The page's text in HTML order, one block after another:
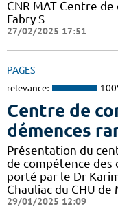
CNR MAT Centre
Fabry S
27/02/2025 17:51
PAGES
relevance:
Centre de
démences
Présentation du
de compétence des
porté par le Dr
Chauliac du CHU
29/01/2025 12:09